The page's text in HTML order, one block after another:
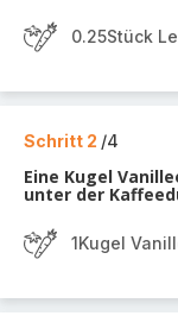
0.25Stück
Schritt 2 /4
Eine Kugel
unter der
1Kugel